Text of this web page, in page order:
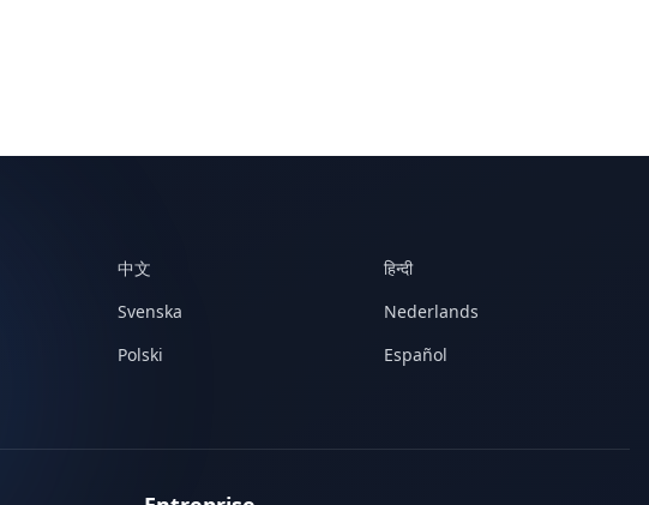
中文
हिन्दी
Svenska
Nederlands
Polski
Español